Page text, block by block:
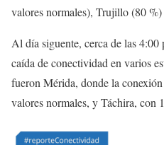
valores normales), Trujillo (80
Al día siguente, cerca de las
caída de conectividad en varios
fueron Mérida, donde la
valores normales, y Táchira, con